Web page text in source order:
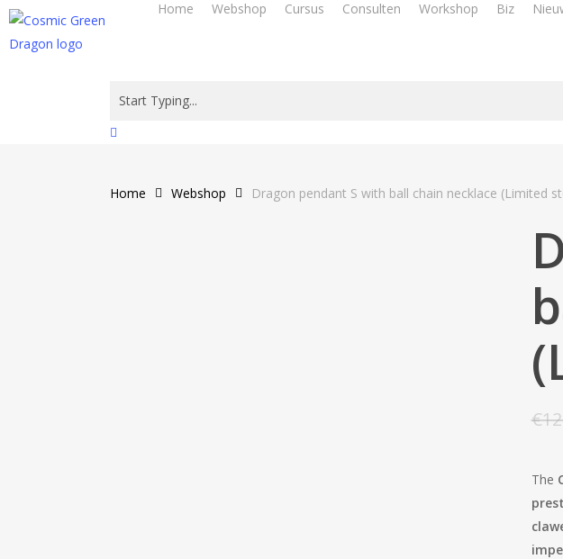
Skip
Home Webshop Cursus Consulten Workshop Biz
Close
Home Webshop Dragon pendant S with ball chain necklace (Limited
€
The